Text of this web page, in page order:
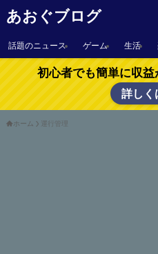
あおぐブログ
話題のニュース ゲーム 生活
初心者でも簡単に収
詳しく
ホーム 運行管理